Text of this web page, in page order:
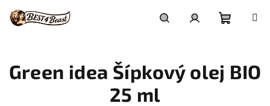
obsah
košík
Green idea Šípkový olej BIO
25 ml